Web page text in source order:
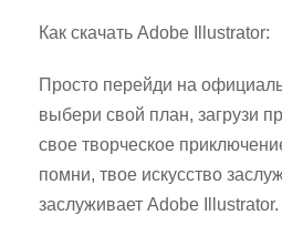
Как скачать Adobe Illustrator:
Просто перейди на
выбери свой план, загрузи
свое творческое
помни, твое искусство
заслуживает Adobe Illustrator.